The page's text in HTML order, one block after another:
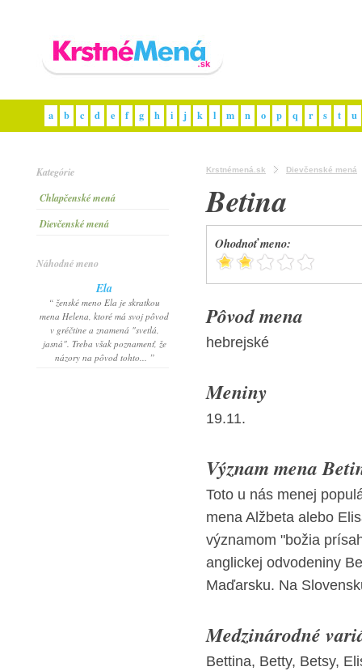
a b c d e f g h i j k l m n o p q r s t u
Kategórie
Chlapčenské mená
Dievčenské mená
Náhodné meno
Ela
“ ženské meno Ela je skratkou
mena Helena, ktoré má svoj pôvod
v gréčtine a znamená "svetlá,
jasná". Treba však poznamenť, že
názory na pôvod tohto... ”
Krstnémená.sk Dievčenské mená
Betina
Ohodnoť meno:
Pôvod mena
hebrejské
Meniny
19.11.
Význam mena
Toto u nás menej
mena Alžbeta alebo
významom "božia
anglickej odvodeniny
Maďarsku. Na
Medzinárodné
Bettina, Betty, Betsy,